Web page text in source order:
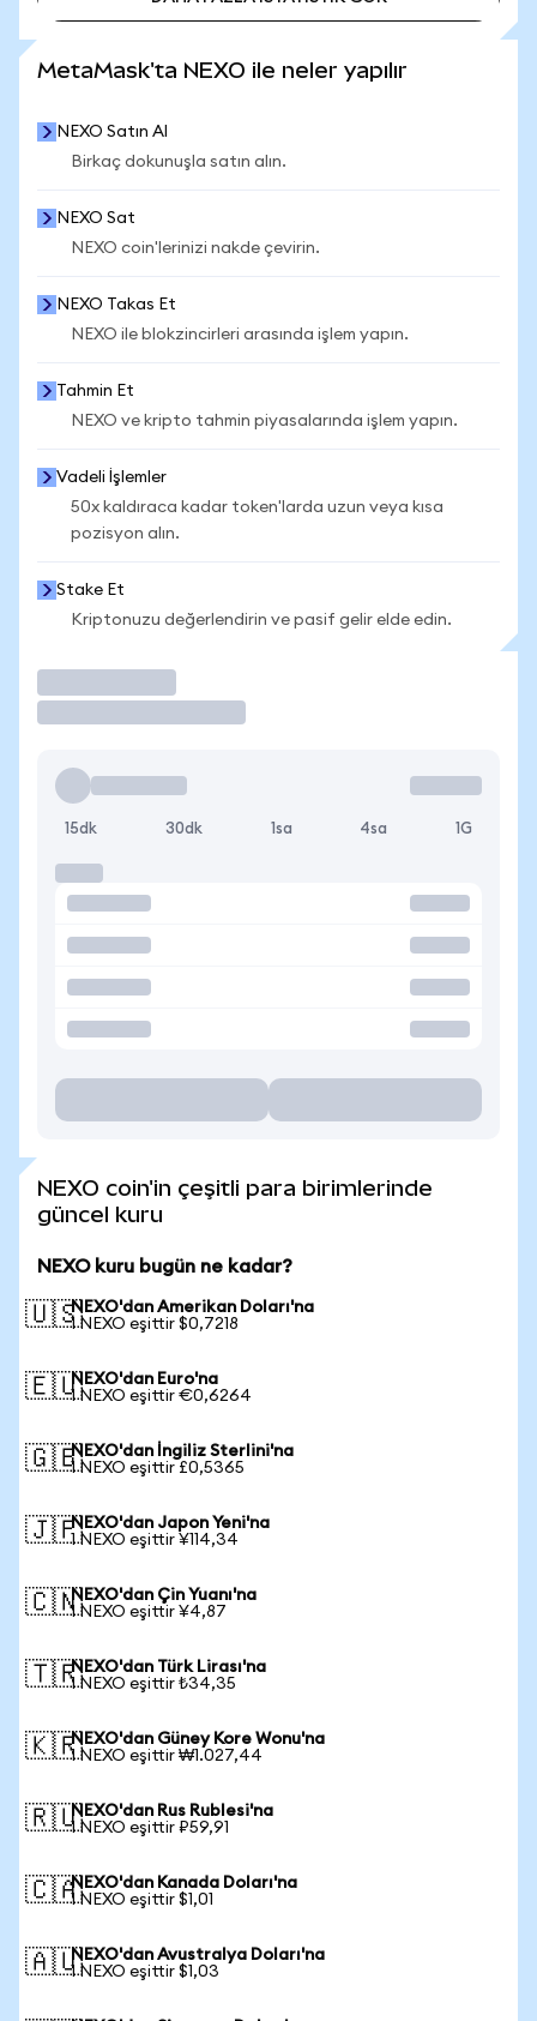
MetaMask'ta NEXO ile neler yapılır
NEXO Satın Al
Birkaç dokunuşla satın alın.
NEXO Sat
NEXO coin'lerinizi nakde çevirin.
NEXO Takas Et
NEXO ile blokzincirleri arasında işlem yapın.
Tahmin Et
NEXO ve kripto tahmin piyasalarında işlem yapın.
Vadeli İşlemler
50x kaldıraca kadar token'larda uzun veya kısa
pozisyon alın.
Stake Et
Kriptonuzu değerlendirin ve pasif gelir elde edin.
15dk 30dk 1sa 4sa 1G
NEXO coin'in çeşitli para birimlerinde
güncel kuru
NEXO kuru bugün ne kadar?
🇺🇸NEXO'dan Amerikan Doları'na
1 NEXO eşittir $0,7218
🇪🇺NEXO'dan Euro'na
1 NEXO eşittir €0,6264
🇬🇧NEXO'dan İngiliz Sterlini'na
1 NEXO eşittir £0,5365
🇯🇵NEXO'dan Japon Yeni'na
1 NEXO eşittir ¥114,34
🇨🇳NEXO'dan Çin Yuanı'na
1 NEXO eşittir ¥4,87
🇹🇷NEXO'dan Türk Lirası'na
1 NEXO eşittir ₺34,35
🇰🇷NEXO'dan Güney Kore Wonu'na
1 NEXO eşittir ₩1.027,44
🇷🇺NEXO'dan Rus Rublesi'na
1 NEXO eşittir ₽59,91
🇨🇦NEXO'dan Kanada Doları'na
1 NEXO eşittir $1,01
🇦🇺NEXO'dan Avustralya Doları'na
1 NEXO eşittir $1,03